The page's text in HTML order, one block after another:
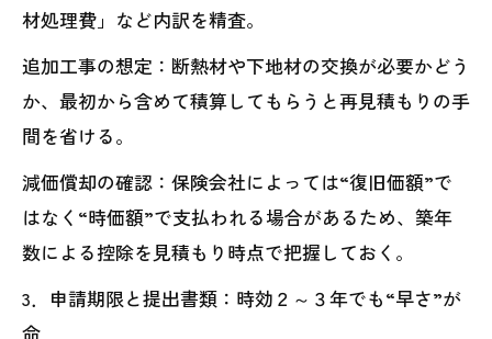
材処理費」など内訳を精査。
追加工事の想定：断熱材や下地材の交換が必要かどう
か、最初から含めて積算してもらうと再見積もりの手
間を省ける。
減価償却の確認：保険会社によっては“復旧価額”で
はなく“時価額”で支払われる場合があるため、築年
数による控除を見積もり時点で把握しておく。
3．申請期限と提出書類：時効２～３年でも“早さ”が
命